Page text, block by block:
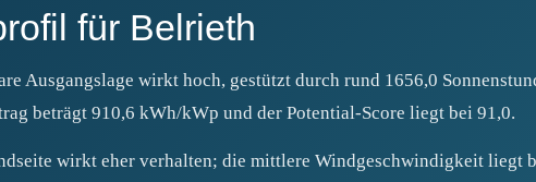
für Belrieth
Ausgangslage wirkt hoch, gestützt durch rund 1656,0
beträgt 910,6 kWh/kWp und der Potential‑Score liegt bei 91,0.
wirkt eher verhalten; die mittlere Windgeschwindigkeit liegt